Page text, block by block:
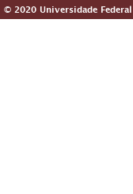
© 2020 Universidade